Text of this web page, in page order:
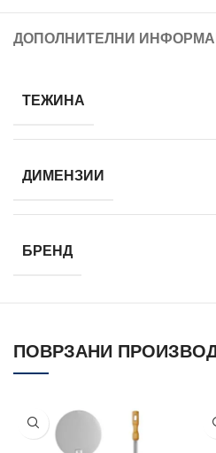
ДОПОЛНИТЕЛНИ
ТЕЖИНА
ДИМЕНЗИИ
БРЕНД
ПОВРЗАНИ